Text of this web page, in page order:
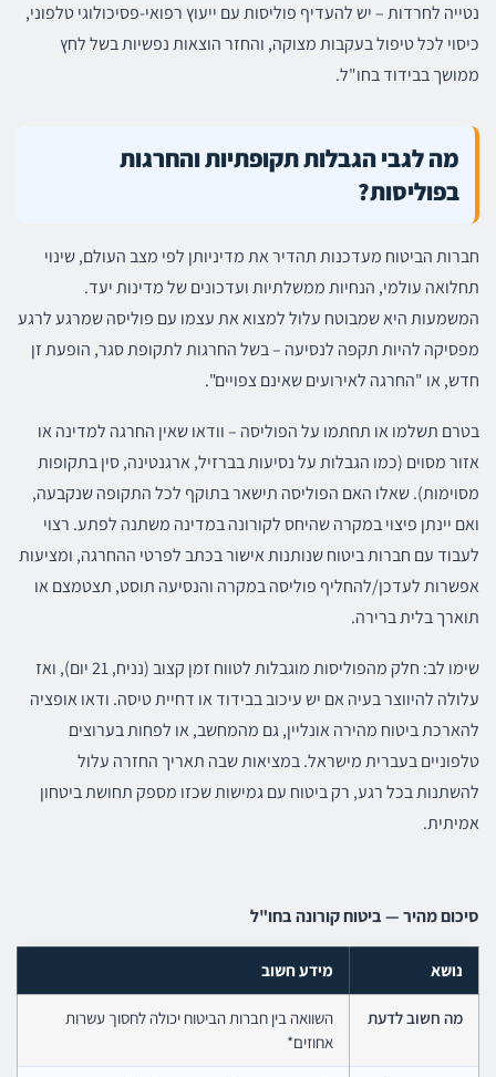
נטייה לחרדות – יש להעדיף פוליסות עם ייעוץ רפואי-פסיכולוגי טלפוני,
כיסוי לכל טיפול בעקבות מצוקה, והחזר הוצאות נפשיות בשל לחץ
ממושך בבידוד בחו"ל.
מה לגבי הגבלות תקופתיות והחרגות
בפוליסות?
חברות הביטוח מעדכנות תהדיר את מדיניותן לפי מצב העולם, שינוי
תחלואה עולמי, הנחיות ממשלתיות ועדכונים של מדינות יעד.
המשמעות היא שמבוטח עלול למצוא את עצמו עם פוליסה שמרגע לרגע
מפסיקה להיות תקפה לנסיעה – בשל החרגות לתקופת סגר, הופעת זן
חדש, או "החרגה לאירועים שאינם צפויים".
בטרם תשלמו או תחתמו על הפוליסה – וודאו שאין החרגה למדינה או
אזור מסוים (כמו הגבלות על נסיעות בברזיל, ארגנטינה, סין בתקופות
מסוימות). שאלו האם הפוליסה תישאר בתוקף לכל התקופה שנקבעה,
ואם יינתן פיצוי במקרה שהיחס לקורונה במדינה משתנה לפתע. רצוי
לעבוד עם חברות ביטוח שנותנות אישור בכתב לפרטי ההחרגה, ומציעות
אפשרות לעדכן/להחליף פוליסה במקרה והנסיעה תוסט, תצטמצם או
תוארך בלית ברירה.
שימו לב: חלק מהפוליסות מוגבלות לטווח זמן קצוב (נניח, 21 יום), ואז
עלולה להיווצר בעיה אם יש עיכוב בבידוד או דחיית טיסה. ודאו אופציה
להארכת ביטוח מהירה אונליין, גם מהמחשב, או לפחות בערוצים
טלפוניים בעברית מישראל. במציאות שבה תאריך החזרה עלול
להשתנות בכל רגע, רק ביטוח עם גמישות שכזו מספק תחושת ביטחון
אמיתית.
סיכום מהיר — ביטוח קורונה בחו"ל
נושא מידע חשוב
מה חשוב לדעת
השוואה בין חברות הביטוח יכולה לחסוך עשרות
אחוזים*